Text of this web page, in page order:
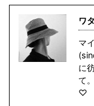
ワ
マ
に
て。
♡